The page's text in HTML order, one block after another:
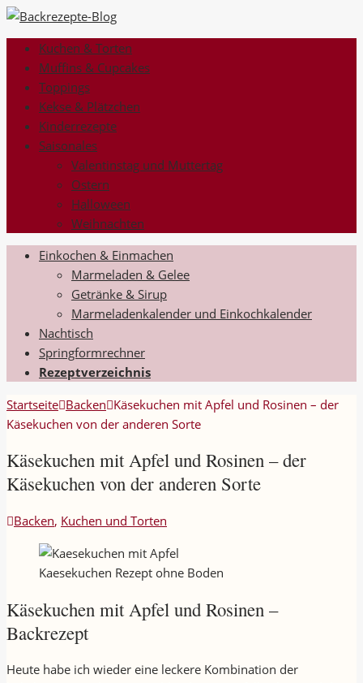
Kuchen & Torten
Muffins & Cupcakes
Toppings
Kekse & Plätzchen
Kinderrezepte
Saisonales
Valentinstag und Muttertag
Ostern
Halloween
Weihnachten
Einkochen & Einmachen
Marmeladen & Gelee
Getränke & Sirup
Marmeladenkalender und Einkochkalender
Nachtisch
Springformrechner
Rezeptverzeichnis
Startseite Backen Käsekuchen mit Apfel und Rosinen – der
Käsekuchen von der anderen Sorte
Käsekuchen mit Apfel und Rosinen – der
Käsekuchen von der anderen Sorte
Backen, Kuchen und Torten
Kaesekuchen Rezept ohne Boden
Käsekuchen mit Apfel und Rosinen –
Backrezept
Heute habe ich wieder eine leckere Kombination der